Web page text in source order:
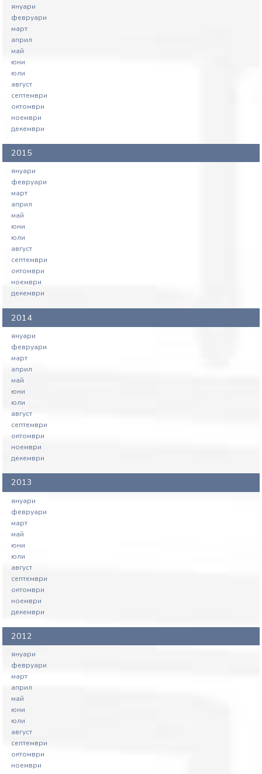
януари
февруари
март
април
май
юни
юли
август
септември
октомври
ноември
декември
2015
януари
февруари
март
април
май
юни
юли
август
септември
октомври
ноември
декември
2014
януари
февруари
март
април
май
юни
юли
август
септември
октомври
ноември
декември
2013
януари
февруари
март
май
юни
юли
август
септември
октомври
ноември
декември
2012
януари
февруари
март
април
май
юни
юли
август
септември
октомври
ноември